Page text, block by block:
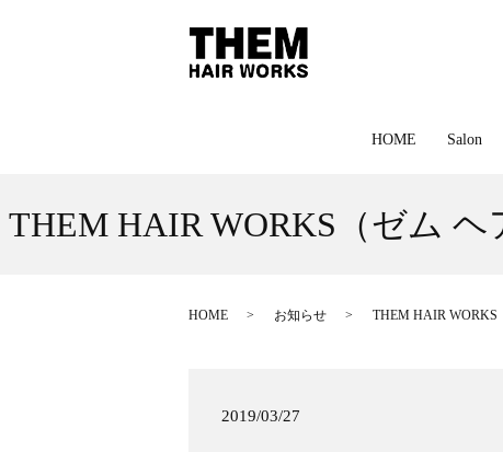
HOME Salon
THEM HAIR WORKS（ゼム
HOME お知らせ THEM HAIR WORKS
2019/03/27